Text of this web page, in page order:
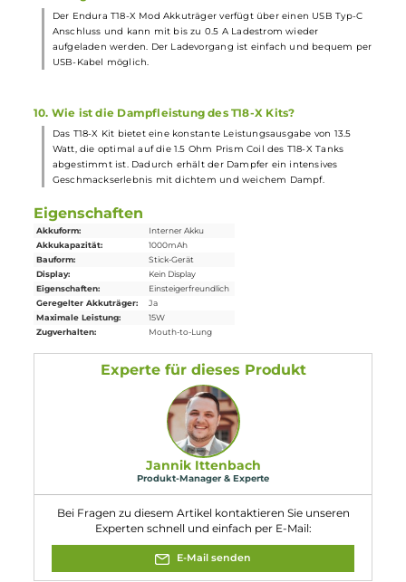
6. Ist der PRISM T18 Tank leicht zu reinigen?
Ja, der PRISM T18 Tank ist dank seines einfachen Aufbaus (Top-
Cap, Tank mit Glas, Base-Ring) und des standardmäßigen 510er-
Gewindes am Prism T18 Coil einfach und schnell zu reinigen.
7. Welche Schutzschaltungen sind im Endura T18-X Mod
Akkuträger verbaut?
Der Endura T18-X Mod Akkuträger verfügt über alle relevanten
Schutzschaltungen, die die Sicherheit und Langlebigkeit des
Kurzschlüssen und Überladung.
8. Ist das T18-X Kit für Umsteiger von herkömmlichen
Zigaretten geeignet?
Ja, das T18-X Kit im Pen-Style Look ist ideal geeignet für
Umsteiger von klassischen Zigaretten auf die
erleichtern den Umstieg.
9. Wie erfolgt der Ladevorgang des Endura T18-X Mod
Der Endura T18-X Mod Akkuträger verfügt über einen USB Typ-C
Anschluss und kann mit bis zu 0.5 A Ladestrom wieder
aufgeladen werden. Der Ladevorgang ist einfach und bequem
USB-Kabel möglich.
10. Wie ist die Dampfleistung des T18-X Kits?